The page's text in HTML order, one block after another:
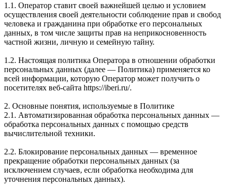
1.1. Оператор ставит своей важнейшей целью и условием
осуществления своей деятельности соблюдение прав и свобод
человека и гражданина при обработке его персональных
данных, в том числе защиты прав на неприкосновенность
частной жизни, личную и семейную тайну.
1.2. Настоящая политика Оператора в отношении обработки
персональных данных (далее — Политика) применяется ко
всей информации, которую Оператор может получить о
посетителях веб-сайта https://iberi.ru/.
2. Основные понятия, используемые в Политике
2.1. Автоматизированная обработка персональных данных —
обработка персональных данных с помощью средств
вычислительной техники.
2.2. Блокирование персональных данных — временное
прекращение обработки персональных данных (за
исключением случаев, если обработка необходима для
уточнения персональных данных).